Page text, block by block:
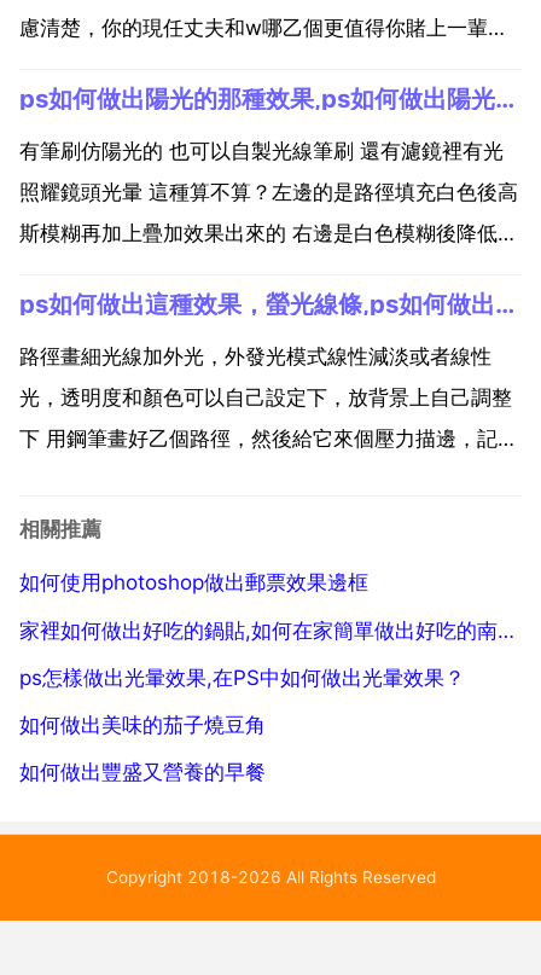
慮清楚，你的現任丈夫和w哪乙個更值得你賭上一輩
的朝夕相對，對彼此都太了解，三年足夠熱烈的愛情變
得平淡，但是w就不一樣了，他對於你來說是全新的，
你之所以對他戀戀...
ps如何做出陽光的那種效果,ps如何做出陽光效果
有筆刷仿陽光的 也可以自製光線筆刷 還有濾鏡裡有光
照耀鏡頭光暈 這種算不算？左邊的是路徑填充白色後高
斯模糊再加上疊加效果出來的 右邊是白色模糊後降低透
如何做出太陽光放射的效果,如圖 首先 藍色背景新建乙
個圖層 畫上白色的 這樣的東西 ...
ps如何做出這種效果，螢光線條,ps如何做出像s型的線條？
路徑畫細光線加外光，外發光模式線性減淡或者線性
光，透明度和顏色可以自己設定下，放背景上自己調整
下 用鋼筆畫好乙個路徑，然後給它來個壓力描邊，記得
看http 68ps.ps螢光線條製作 全選你需要的圖示邊框
相關推薦
如何使用photoshop做出郵票效果邊框
家裡如何做出好吃的鍋貼,如何在家簡單做出好吃的南瓜餅
ps怎樣做出光暈效果,在PS中如何做出光暈效果？
如何做出美味的茄子燒豆角
如何做出豐盛又營養的早餐
Copyright 2018-2026 All Rights Reserved